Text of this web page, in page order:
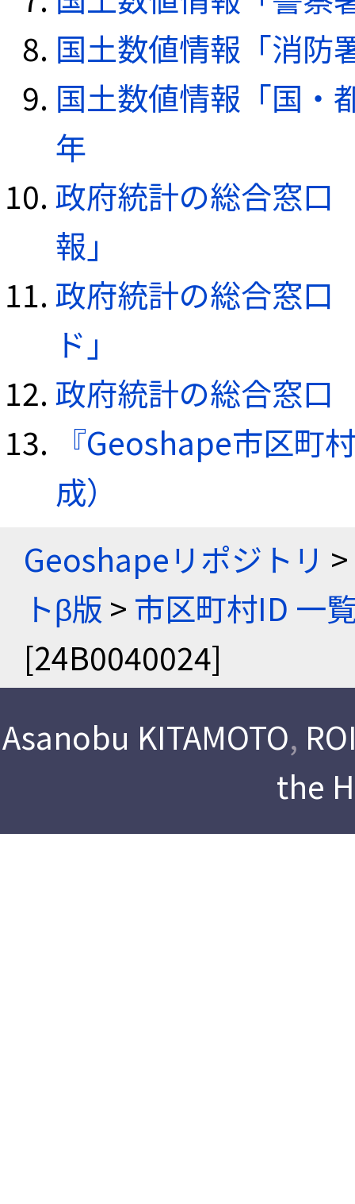
国土数値情報「消防
国土数値情報「国・
年
政府統計の総合窓口
報」
政府統計の総合窓口
ド」
政府統計の総合窓口
『Geoshape市区町
成）
Geoshapeリポジトリ >
トβ版 > 市区町村ID 一
[24B0040024]
Asanobu KITAMOTO,
the